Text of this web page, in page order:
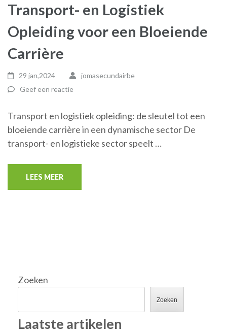
Transport- en Logistiek
Opleiding voor een Bloeiende
Carrière
29 jan,2024
jomasecundairbe
Geef een reactie
Transport en logistiek opleiding: de sleutel tot een
bloeiende carrière in een dynamische sector De
transport- en logistieke sector speelt …
LEES MEER
Zoeken
Zoeken
Laatste artikelen